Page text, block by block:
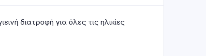
διατροφή για όλες τις ηλικίες